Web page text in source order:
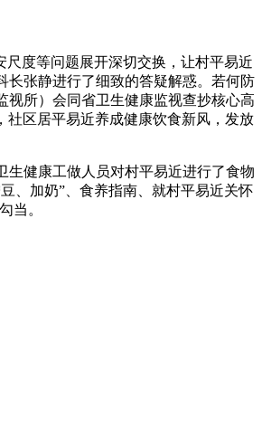
度等问题展开深切交换，让村平易近
长张静进行了细致的答疑解惑。若何防
视所）会同省卫生健康监视查抄核心高
社区居平易近养成健康饮食新风，发放
健康工做人员对村平易近进行了食物
、加奶”、食养指南、就村平易近关怀
当。